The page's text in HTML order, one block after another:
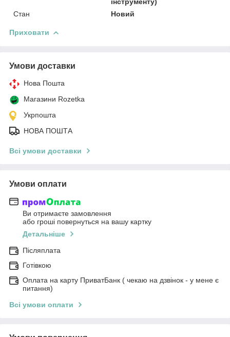
Стан
Новий
Приховати
Умови доставки
Нова Пошта
Магазини Rozetka
Укрпошта
НОВА ПОШТА
Всі умови доставки
Умови оплати
Ви отримаєте замовлення
або гроші повернуться на вашу картку
Детальніше
Післяплата
Готівкою
Оплата на карту ПриватБанк ( чекаю на дзвінок - у мене є
питання)
Всі умови оплати